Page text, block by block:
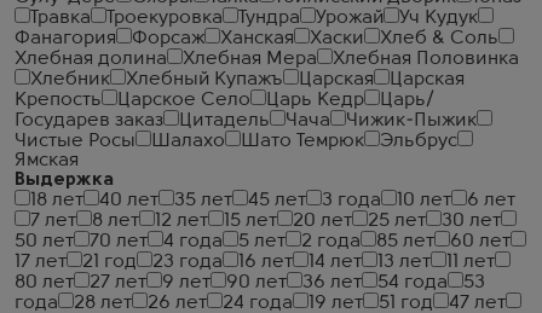
Травка
Троекуровка Тундра Урожай
Уч Кудук
Фанагория
Форсаж Ханская Хаски
Хлеб & Соль
Хлебная долина
Хлебная Мера
Хлебная Половинка
Хлебник
Хлебный Купажъ Царская
Царская
Крепость
Царское Село Царь Кедр
Царь/
Государев заказ
Цитадель Чача
Чижик-Пыжик
Чистые Росы
Шалахо Шато Темрюк
Эльбрус
Ямская
Выдержка
18 лет
40 лет 35 лет 45 лет 3 года 10 лет
6 лет
7 лет
8 лет 12 лет 15 лет 20 лет 25 лет
30 лет
50 лет
70 лет 4 года 5 лет 2 года 85 лет
60 лет
17 лет
21 год 23 года 16 лет 14 лет 13 лет
11 лет
80 лет
27 лет 9 лет 90 лет 36 лет 54 года
53
года
28 лет 26 лет 24 года 19 лет 51 год
47 лет